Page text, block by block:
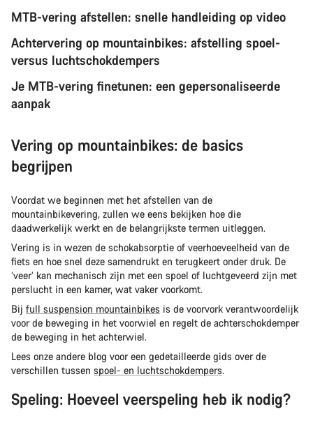
MTB-vering afstellen: snelle handleiding op video
Achtervering op mountainbikes: afstelling spoel-
versus luchtschokdempers
Je MTB-vering finetunen: een gepersonaliseerde
aanpak
Vering op mountainbikes: de basics
begrijpen
Voordat we beginnen met het afstellen van de
mountainbikevering, zullen we eens bekijken hoe die
daadwerkelijk werkt en de belangrijkste termen uitleggen.
Vering is in wezen de schokabsorptie of veerhoeveelheid van de
fiets en hoe snel deze samendrukt en terugkeert onder druk. De
‘veer’ kan mechanisch zijn met een spoel of luchtgeveerd zijn met
perslucht in een kamer, wat vaker voorkomt.
Bij full suspension mountainbikes is de voorvork verantwoordelijk
voor de beweging in het voorwiel en regelt de achterschokdemper
de beweging in het achterwiel.
Lees onze andere blog voor een gedetailleerde gids over de
verschillen tussen spoel- en luchtschokdempers.
Speling: Hoeveel veerspeling heb ik nodig?